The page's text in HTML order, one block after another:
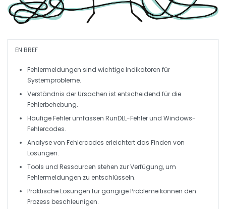
EN BREF
Fehlermeldungen sind wichtige Indikatoren für
Systemprobleme.
Verständnis derUrsachen ist entscheidend für die
Fehlerbehebung.
Häufige Fehler umfassen RunDLL-Fehlerund Windows-
Fehlercodes.
Analyse von Fehlercodes erleichtert das Finden von
Lösungen.
Tools und Ressourcen stehen zur Verfügung, um
Fehlermeldungen zu entschlüsseln.
Praktische Lösungen für gängige Probleme können den
Prozess beschleunigen.